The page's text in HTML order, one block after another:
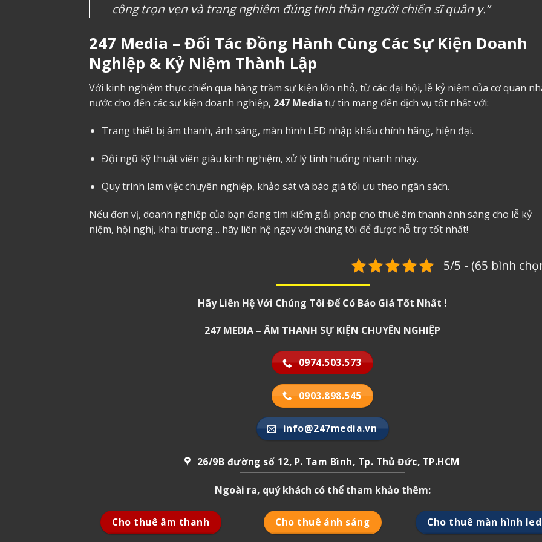
công trọn vẹn và trang nghiêm đúng tinh thần người chiến sĩ quân y.”
247 Media – Đối Tác Đồng Hành Cùng Các Sự Kiện Doanh
Nghiệp & Kỷ Niệm Thành Lập
Với kinh nghiệm thực chiến qua hàng trăm sự kiện lớn nhỏ, từ các đại hội, lễ kỷ niệm của cơ quan
nước cho đến các sự kiện doanh nghiệp, 247 Media tự tin mang đến dịch vụ tốt nhất với:
Trang thiết bị âm thanh, ánh sáng, màn hình LED nhập khẩu chính hãng, hiện đại.
Đội ngũ kỹ thuật viên giàu kinh nghiệm, xử lý tình huống nhanh nhạy.
Quy trình làm việc chuyên nghiệp, khảo sát và báo giá tối ưu theo ngân sách.
Nếu đơn vị, doanh nghiệp của bạn đang tìm kiếm giải pháp cho thuê âm thanh ánh sáng cho lễ kỷ
niệm, hội nghị, khai trương… hãy liên hệ ngay với chúng tôi để được hỗ trợ tốt nhất!
5/5 - (65 bình
Hãy Liên Hệ Với Chúng Tôi Để Có Báo Giá Tốt Nhất !
247 MEDIA – ÂM THANH SỰ KIỆN CHUYÊN NGHIỆP
0974.503.573
0903.898.545
info@247media.vn
26/9B đường số 12, P. Tam Bình, Tp. Thủ Đức, TP.HCM
Ngoài ra, quý khách có thể tham khảo thêm:
Cho thuê âm thanh Cho thuê ánh sáng Cho thuê màn hình led